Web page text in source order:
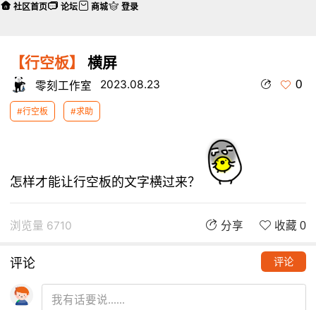
【行空板】 横屏
零刻工作室 2023.08.23 0
#行空板 #求助
怎样才能让行空板的文字横过来？
浏览量 6710 分享 收藏 0
评论 评论
社区首页 论坛 商城 登录